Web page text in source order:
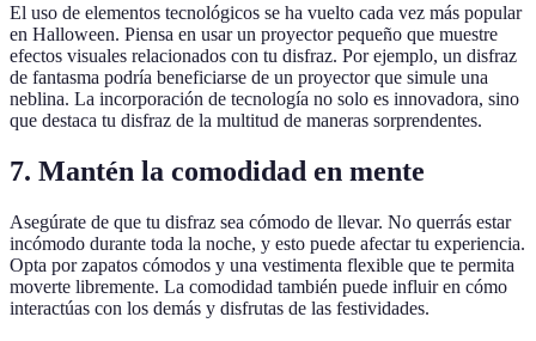
El uso de elementos tecnológicos se ha vuelto cada vez más popular
en Halloween. Piensa en usar un proyector pequeño que muestre
efectos visuales relacionados con tu disfraz. Por ejemplo, un disfraz
de fantasma podría beneficiarse de un proyector que simule una
neblina. La incorporación de tecnología no solo es innovadora, sino
que destaca tu disfraz de la multitud de maneras sorprendentes.
7. Mantén la comodidad en mente
Asegúrate de que tu disfraz sea cómodo de llevar. No querrás estar
incómodo durante toda la noche, y esto puede afectar tu experiencia.
Opta por zapatos cómodos y una vestimenta flexible que te permita
moverte libremente. La comodidad también puede influir en cómo
interactúas con los demás y disfrutas de las festividades.